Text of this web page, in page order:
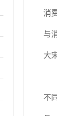
消
与
大
不